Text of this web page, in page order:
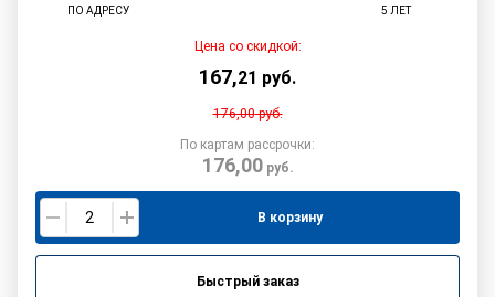
ПО АДРЕСУ
5 ЛЕТ
Цена со скидкой:
167,21 руб.
176,00руб.
По картам рассрочки:
176,00руб.
В корзину
Быстрый заказ